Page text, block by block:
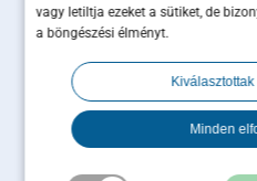
vagy letiltja ezeket a sütiket, de
a böngészési élményt.
Minden